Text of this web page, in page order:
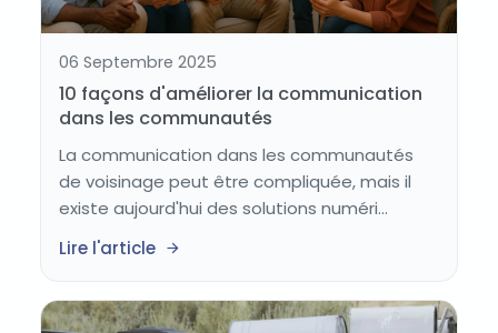
06 Septembre 2025
10 façons d'améliorer la communication
dans les communautés
La communication dans les communautés
de voisinage peut être compliquée, mais il
existe aujourd'hui des solutions numéri...
Lire l'article